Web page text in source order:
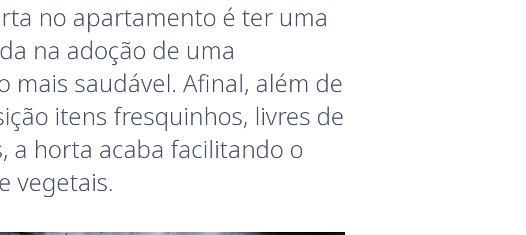
no apartamento é ter uma
na adoção de uma
mais saudável. Afinal, além de
itens fresquinhos, livres de
a horta acaba facilitando o
vegetais.